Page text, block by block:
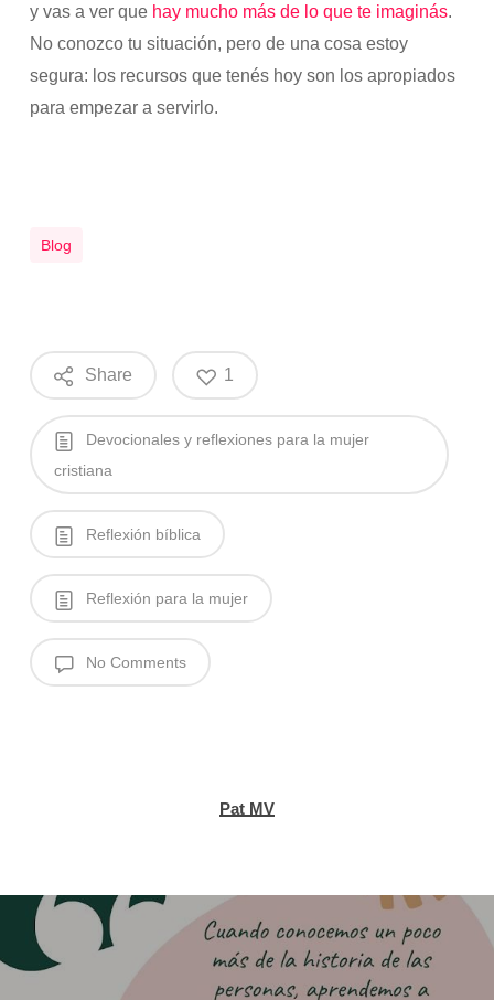
y vas a ver que hay mucho más de lo que te imaginás.
No conozco tu situación, pero de una cosa estoy
segura: los recursos que tenés hoy son los apropiados
para empezar a servirlo.
Blog
Share 1
Devocionales y reflexiones para la mujer
cristiana
Reflexión bíblica
Reflexión para la mujer
No Comments
Pat MV